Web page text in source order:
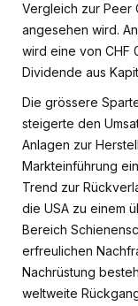
Vergleich zur Peer
angesehen wird.
wird eine von CHF
Dividende aus
Die grössere
steigerte den
Anlagen zur
Markteinführung
Trend zur
die USA zu einem
Bereich
erfreulichen
Nachrüstung
weltweite